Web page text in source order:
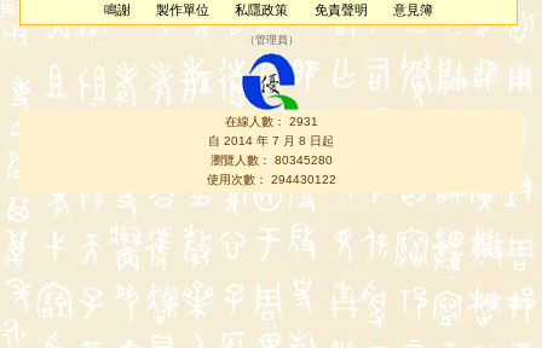
鳴謝
製作單位 私隱政策 免責聲明 意見簿
（管理員 ）
在線人數： 2931
自 2014 年 7 月 8 日起
瀏覽人數： 80345280
使用次數： 294430122